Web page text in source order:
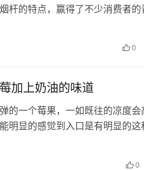
杆的特点，赢得了不少消费者的
0
加上奶油的味道
的一个莓果，一如既往的凉度会
明显的感觉到入口是有明显的这
0